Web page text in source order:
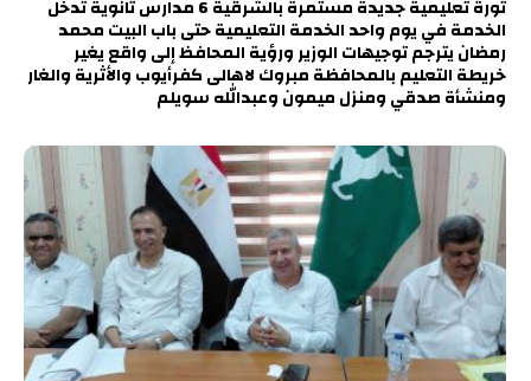
ثورة تعليمية جديدة مستمرة بالشرقية 6 مدارس ثانوية تدخل
الخدمة في يوم واحد الخدمة التعليمية حتى باب البيت محمد
رمضان يترجم توجيهات الوزير ورؤية المحافظ إلى واقع يغير
خريطة التعليم بالمحافظة مبروك لاهالى كفرأيوب والأثرية والغار
ومنشأة صدقي ومنزل ميمون وعبدالله سويلم